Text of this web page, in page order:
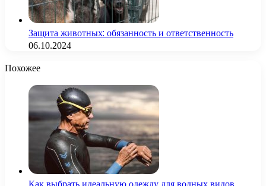
Защита животных: обязанность и ответственность
06.10.2024
Похожее